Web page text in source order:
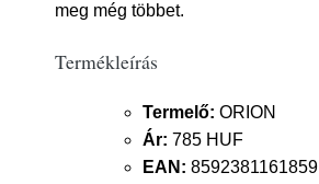
meg még többet.
Termékleírás
Termelő: ORION
Ár: 785 HUF
EAN: 8592381161859